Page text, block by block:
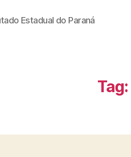
Estadual do Paraná
Tag: